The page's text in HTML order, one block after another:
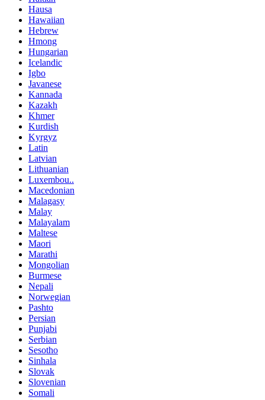
Hausa
Hawaiian
Hebrew
Hmong
Hungarian
Icelandic
Igbo
Javanese
Kannada
Kazakh
Khmer
Kurdish
Kyrgyz
Latin
Latvian
Lithuanian
Luxembou..
Macedonian
Malagasy
Malay
Malayalam
Maltese
Maori
Marathi
Mongolian
Burmese
Nepali
Norwegian
Pashto
Persian
Punjabi
Serbian
Sesotho
Sinhala
Slovak
Slovenian
Somali